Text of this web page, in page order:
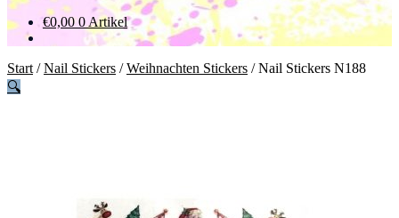
€0,00 0 Artikel
Start /Nail Stickers /Weihnachten Stickers /Nail Stickers N188
🔍